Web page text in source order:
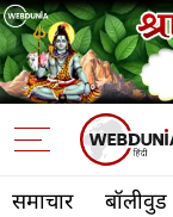
समाचार बॉलीवुड